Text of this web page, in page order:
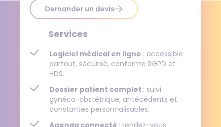
Demander un devis
Services
Logiciel médical en ligne : accessible
partout, sécurisé, conforme RGPD et
HDS.
Dossier patient complet : suivi
gynéco-obstétrique, antécédents et
constantes personnalisables.
Agenda connecté : rendez-vous